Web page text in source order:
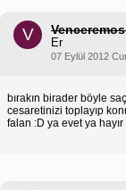
V Er
07 Eylül 2012
bırakın birader böyle
cesaretinizi toplayıp
falan :D ya evet ya hayır